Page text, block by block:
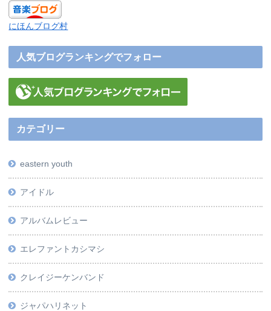
にほんブログ村
人気ブログランキングでフォロー
カテゴリー
eastern youth
アイドル
アルバムレビュー
エレファントカシマシ
クレイジーケンバンド
ジャパハリネット